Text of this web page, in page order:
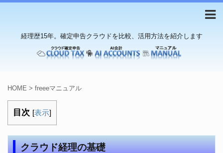
経理歴15年。確定申告クラウドを比較、活用方法を紹介します
HOME > freeeマニュアル
目次 [表示]
クラウド経理の基礎